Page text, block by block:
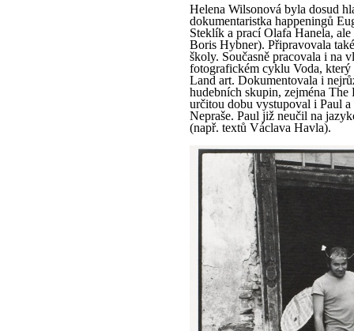
Helena Wilsonová byla dosud
dokumentaristka happeningů
Steklík a prací Olafa Hanela,
Boris Hybner). Připravovala
školy. Současně pracovala i na
fotografickém cyklu Voda,
Land art. Dokumentovala i
hudebních skupin, zejména
určitou dobu vystupoval i Paul
Nepraše. Paul již neučil na
(např. textů Václava Havla).